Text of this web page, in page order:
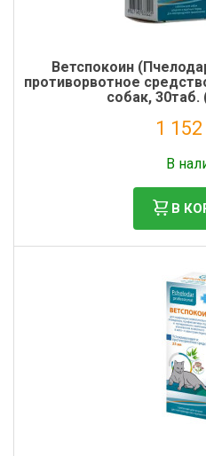
Ветспокоин
противорвотное
собак,
1 152
В
В